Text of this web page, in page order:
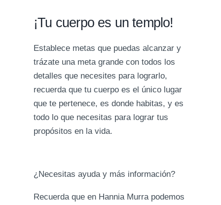
¡Tu cuerpo es un templo!
Establece metas que puedas alcanzar y
trázate una meta grande con todos los
detalles que necesites para lograrlo,
recuerda que tu cuerpo es el único lugar
que te pertenece, es donde habitas, y es
todo lo que necesitas para lograr tus
propósitos en la vida.
¿Necesitas ayuda y más información?
Recuerda que en Hannia Murra podemos